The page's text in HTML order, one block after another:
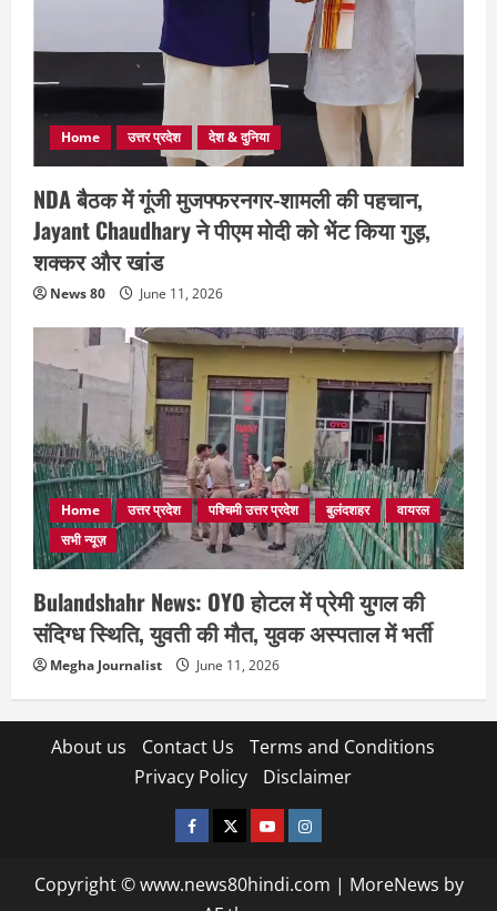
Home उत्तर प्रदेश देश & दुनिया
NDA बैठक में गूंजी मुजफ्फरनगर-शामली की पहचान,
Jayant Chaudhary ने पीएम मोदी को भेंट किया गुड़,
शक्कर और खांड
News 80 June 11, 2026
Home उत्तर प्रदेश पश्चिमी उत्तर प्रदेश बुलंदशहर
वायरल
सभी न्यूज़
Bulandshahr News: OYO होटल में प्रेमी युगल की
संदिग्ध स्थिति, युवती की मौत, युवक अस्पताल में भर्ती
Megha Journalist June 11, 2026
About us Contact Us
Terms and Conditions
Privacy Policy
Disclaimer
facebooktwitterYOUTUBE
instagram
Copyright © www.news80hindi.com | MoreNews by